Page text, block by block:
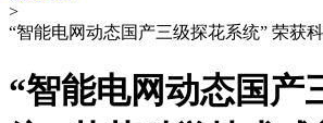
>
“智能电网动态国产三级探花系统” 荣获
“智能电网动态国产